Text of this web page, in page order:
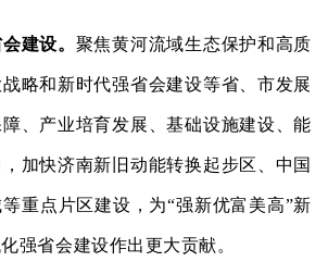
建设。 聚焦黄河流域生态保护和高质
略和新时代强省会建设等省、市发展
、产业培育发展、基础设施建设、能
加快济南新旧动能转换起步区、中国
重点片区建设，为“强新优富美高”新
强省会建设作出更大贡献。